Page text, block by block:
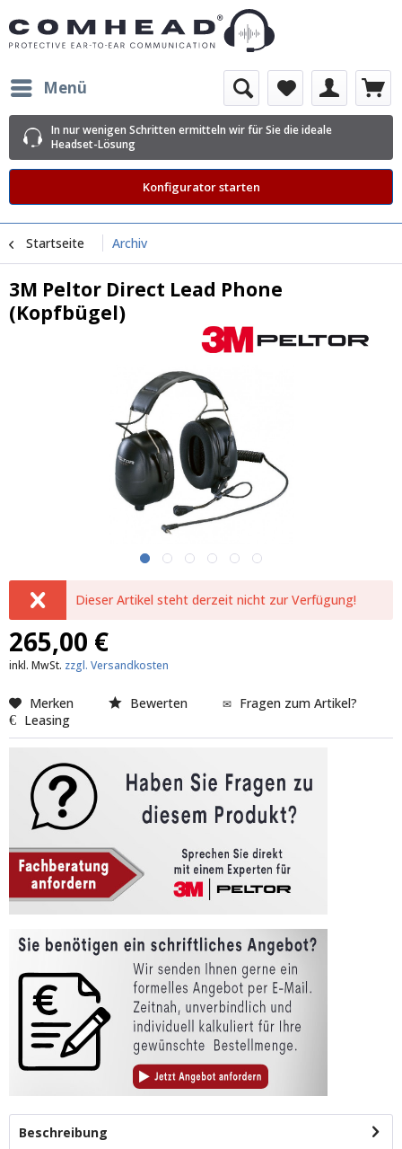
Menü
In nur wenigen Schritten ermitteln wir für Sie die ideale
Headset-Lösung
Konfigurator starten
Startseite Archiv
3M Peltor Direct Lead Phone
(Kopfbügel)
Dieser Artikel steht derzeit nicht zur Verfügung!
265,00 €
inkl. MwSt. zzgl. Versandkosten
Merken Bewerten
Fragen zum Artikel?
Leasing
Beschreibung